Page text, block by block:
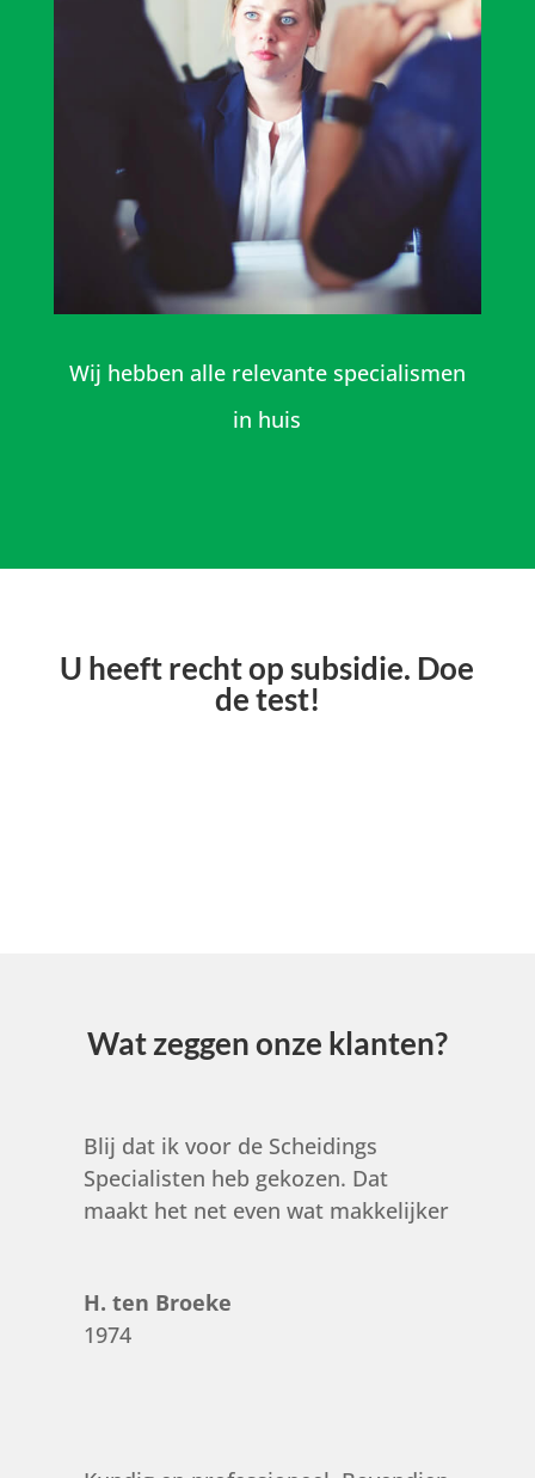
Wij hebben alle relevante specialismen
in huis
U heeft recht op subsidie. Doe
de test!
Wat zeggen onze klanten?
Blij dat ik voor de Scheidings
Specialisten heb gekozen. Dat
maakt het net even wat makkelijker
H. ten Broeke
1974